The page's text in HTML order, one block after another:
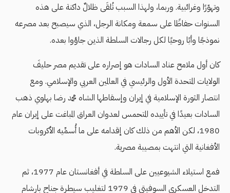
وتهوّرًا وغرائبية. وربما، ولهذا السبب تُلقَى ظلالٌ داكنة على هذه
السنوات حفاظًا على سمعة ومكانة الرجل، الذي سيصبح بعد مصرعه
نموذجًا وأبًا روحيًا لكل رجالات السلطة الذين جاؤوا بعده.
كان أول ملامح عناد السادات هو إصراره على تقديم مصر حليفَ
الولايات المتحدة الأول والرئيسي في العالمين العربي والإسلامي. ومع
انتصار الثورة الإسلامية في إيران وإسقاطها الشاه محمد رضا بهلوي ذهب
السادات بعيدًا في تأييده المتحمس لعدوان العراق المباغت على إيران عام
1980، لكن الأهم من ذلك كان إقدامه على ما أُسمِّيه الأكروبات
الأفغانية التي انتهت بمصيبة مصرية.
فمع استيلاء الشيوعيين على السلطة في أفغانستان عام 1977، ثم
التدخل العسكري السوفيتي في 1979 لتغليب سيطرة جناح بارشام